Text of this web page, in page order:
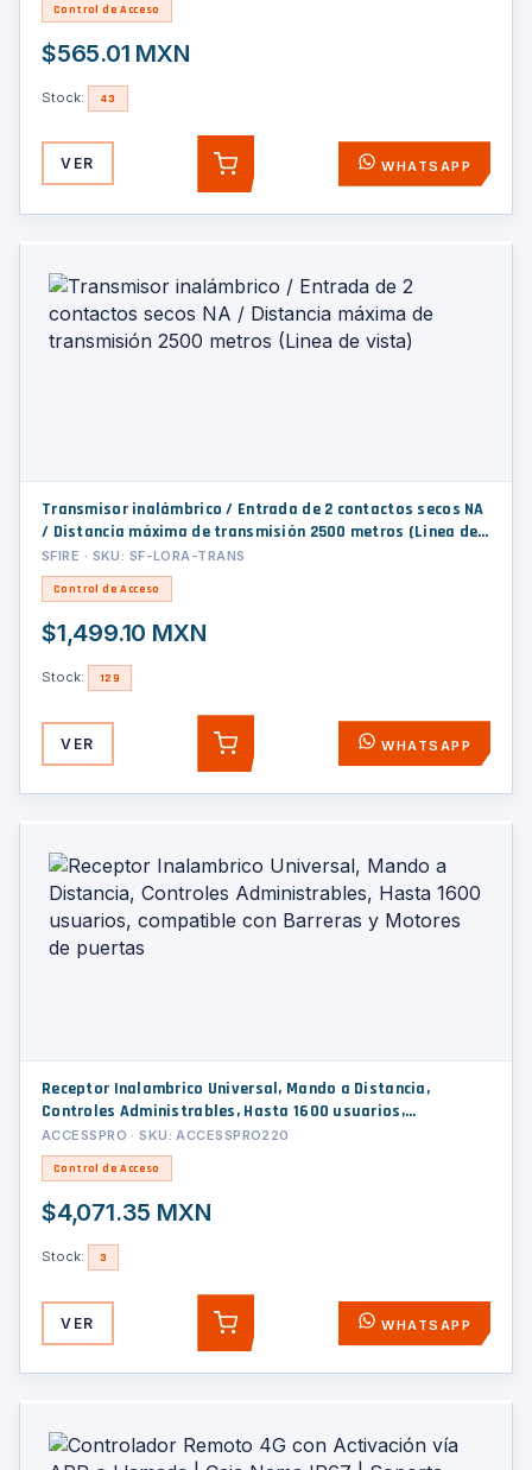
Control de Acceso
$565.01 MXN
Stock: 43
VER AGREGAR WHATSAPP
Transmisor inalámbrico / Entrada de 2 contactos secos NA
/ Distancia máxima de transmisión 2500 metros (Linea de
vista)
SFIRE · SKU: SF-LORA-TRANS
Control de Acceso
$1,499.10 MXN
Stock: 129
VER AGREGAR WHATSAPP
Receptor Inalambrico Universal, Mando a Distancia,
Controles Administrables, Hasta 1600 usuarios,
compatible con Barreras y Motores de puertas
ACCESSPRO · SKU: ACCESSPRO220
Control de Acceso
$4,071.35 MXN
Stock: 3
VER AGREGAR WHATSAPP